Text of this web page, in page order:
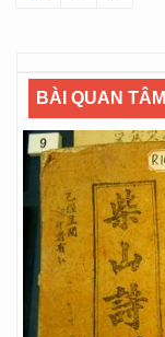
BÀI QUAN TÂM